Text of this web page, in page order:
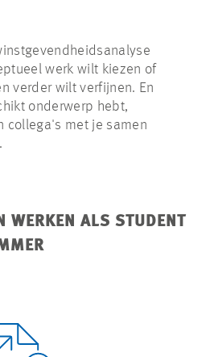
werk wilt kiezen of
verder wilt verfijnen. En
onderwerp hebt,
collega's met je samen
WERKEN ALS STUDENT